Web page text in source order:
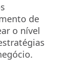
de
o nível